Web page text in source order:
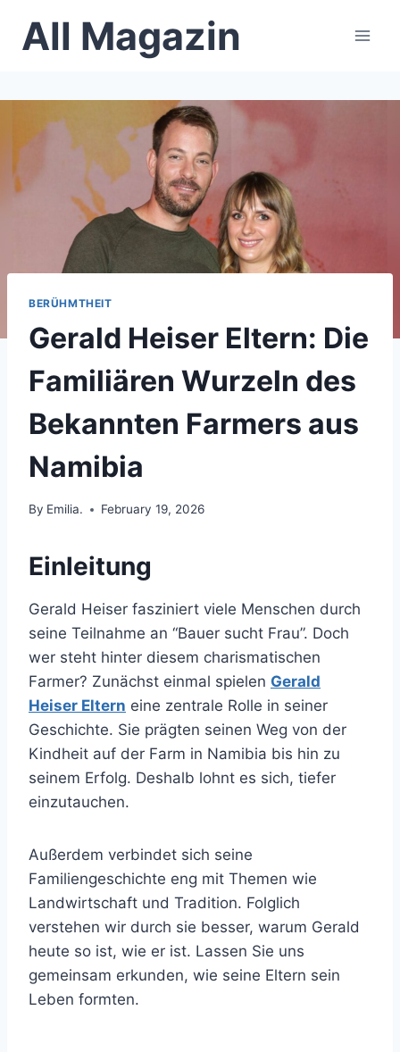
All Magazin
BERÜHMTHEIT
Gerald Heiser Eltern: Die
Familiären Wurzeln des
Bekannten Farmers aus
Namibia
By Emilia. February 19, 2026
Einleitung
Gerald Heiser fasziniert viele Menschen durch
seine Teilnahme an “Bauer sucht Frau”. Doch
wer steht hinter diesem charismatischen
Farmer? Zunächst einmal spielen Gerald
Heiser Eltern eine zentrale Rolle in seiner
Geschichte. Sie prägten seinen Weg von der
Kindheit auf der Farm in Namibia bis hin zu
seinem Erfolg. Deshalb lohnt es sich, tiefer
einzutauchen.
Außerdem verbindet sich seine
Familiengeschichte eng mit Themen wie
Landwirtschaft und Tradition. Folglich
verstehen wir durch sie besser, warum Gerald
heute so ist, wie er ist. Lassen Sie uns
gemeinsam erkunden, wie seine Eltern sein
Leben formten.